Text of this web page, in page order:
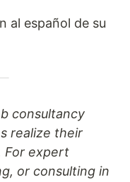
al español de su
consultancy
realize their
For expert
or consulting in